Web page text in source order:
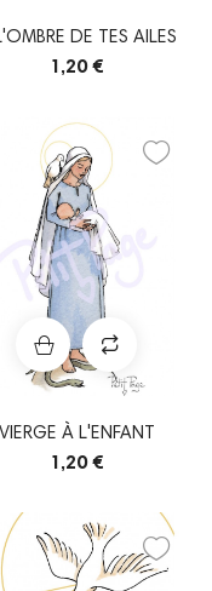
DE TES AILES
1,20 €
VIERGE À L'ENFANT
1,20 €